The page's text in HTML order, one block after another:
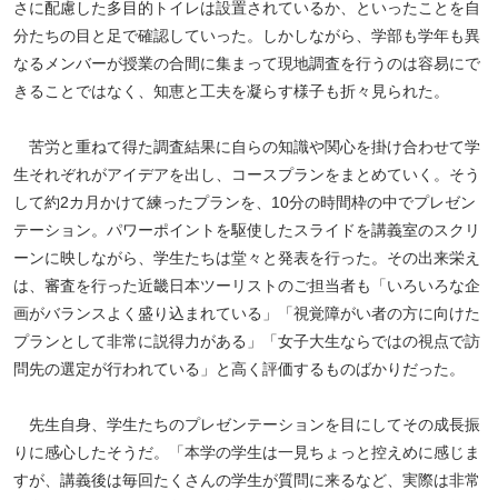
さに配慮した多目的トイレは設置されているか、といったことを自
分たちの目と足で確認していった。しかしながら、学部も学年も異
なるメンバーが授業の合間に集まって現地調査を行うのは容易にで
きることではなく、知恵と工夫を凝らす様子も折々見られた。
苦労と重ねて得た調査結果に自らの知識や関心を掛け合わせて学
生それぞれがアイデアを出し、コースプランをまとめていく。そう
して約2カ月かけて練ったプランを、10分の時間枠の中でプレゼン
テーション。パワーポイントを駆使したスライドを講義室のスクリ
ーンに映しながら、学生たちは堂々と発表を行った。その出来栄え
は、審査を行った近畿日本ツーリストのご担当者も「いろいろな企
画がバランスよく盛り込まれている」「視覚障がい者の方に向けた
プランとして非常に説得力がある」「女子大生ならではの視点で訪
問先の選定が行われている」と高く評価するものばかりだった。
先生自身、学生たちのプレゼンテーションを目にしてその成長振
りに感心したそうだ。「本学の学生は一見ちょっと控えめに感じま
すが、講義後は毎回たくさんの学生が質問に来るなど、実際は非常